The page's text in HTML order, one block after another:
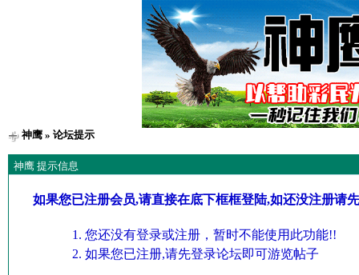
神鹰» 论坛提示
神鹰 提示信息
如果您已注册会员,请直接在底下框框登陆,如还没注册请
您还没有登录或注册，暂时不能使用此功能!!
如果您已注册,请先登录论坛即可游览帖子